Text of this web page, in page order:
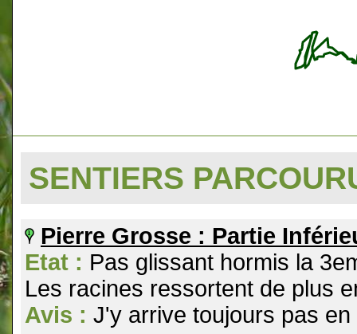
SENTIERS
Pierre Grosse : Partie
Etat : Pas glissant hormis la
Les racines ressortent de plus
Avis : J'y arrive toujours pas en